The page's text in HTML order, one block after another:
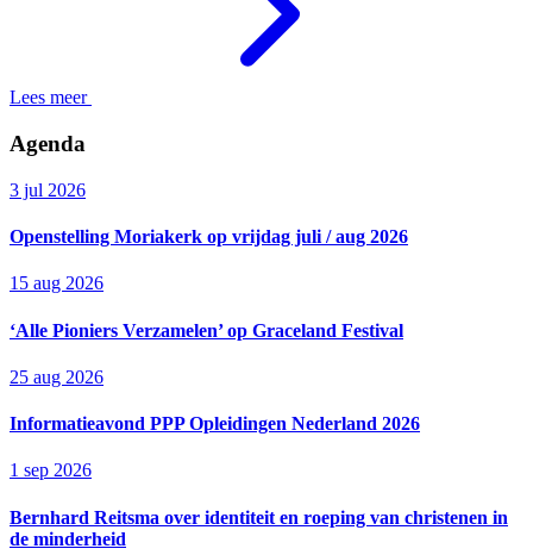
Lees meer
Agenda
3 jul 2026
Openstelling Moriakerk op vrijdag juli / aug 2026
15 aug 2026
‘Alle Pioniers Verzamelen’ op Graceland Festival
25 aug 2026
Informatieavond PPP Opleidingen Nederland 2026
1 sep 2026
Bernhard Reitsma over identiteit en roeping van christenen in
de minderheid